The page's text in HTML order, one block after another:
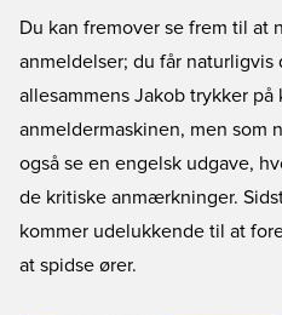
Du kan fremover se frem til at
anmeldelser; du får naturligvis
allesammens Jakob trykker på
anmeldermaskinen, men som
også se en engelsk udgave,
de kritiske anmærkninger.
kommer udelukkende til at
at spidse ører.